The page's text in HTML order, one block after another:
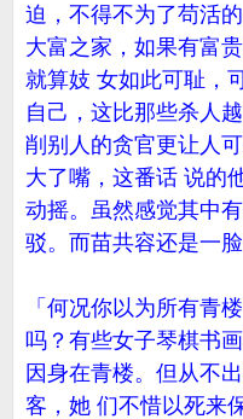
迫，不得不为了苟活
大富之家，如果有富
就算妓 女如此可耻，
自己，这比那些杀人
削别人的贪官更让人
大了嘴，这番话 说的
动摇。虽然感觉其中
驳。而苗共容还是一
「何况你以为所有青
吗？有些女子琴棋书
因身在青楼。但从不
客，她 们不惜以死来